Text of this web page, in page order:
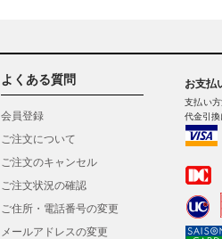
よくある質問
会員登録
ご注文について
ご注文のキャンセル
ご注文状況の確認
ご住所・電話番号の変更
メールアドレスの変更
お支払
支払い
代金引